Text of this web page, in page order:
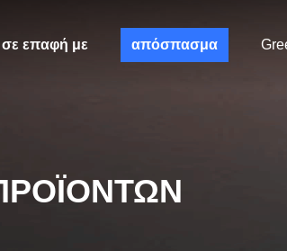
σε επαφή με απόσπασμα